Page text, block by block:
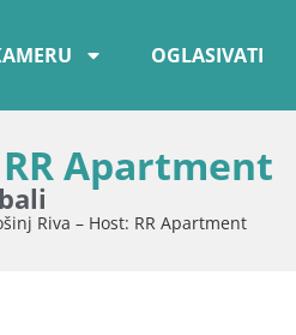
OGLASIVATI
Apartment
Riva – Host: RR Apartment